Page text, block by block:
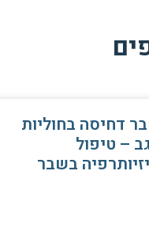
דחיסה בחוליות
– טיפול
בשבר